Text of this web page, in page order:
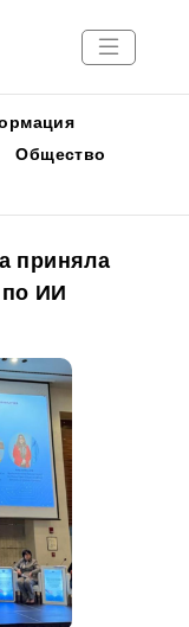
Общество
приняла
по ИИ